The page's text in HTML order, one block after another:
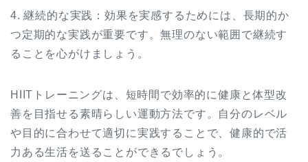
4. 継続的な実践：効果を実感するためには、長期的か
つ定期的な実践が重要です。無理のない範囲で継続す
ることを心がけましょう。
HIITトレーニングは、短時間で効率的に健康と体型改
善を目指せる素晴らしい運動方法です。自分のレベル
や目的に合わせて適切に実践することで、健康的で活
力ある生活を送ることができるでしょう。